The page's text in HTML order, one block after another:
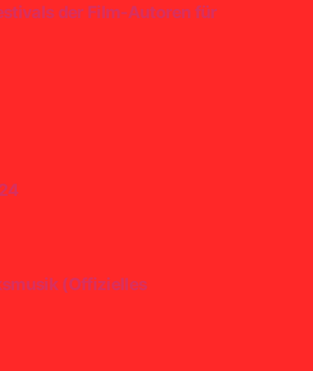
der Film-Autoren für
(Offizielles